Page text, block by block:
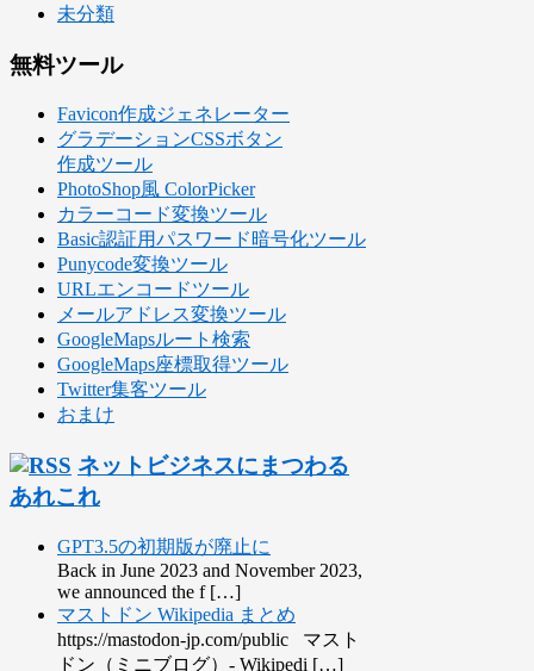
未分類
無料ツール
Favicon作成ジェネレーター
グラデーションCSSボタン
作成ツール
PhotoShop風 ColorPicker
カラーコード変換ツール
Basic認証用パスワード暗号化ツール
Punycode変換ツール
URLエンコードツール
メールアドレス変換ツール
GoogleMapsルート検索
GoogleMaps座標取得ツール
Twitter集客ツール
おまけ
ネットビジネスにまつわる
あれこれ
GPT3.5の初期版が廃止に
Back in June 2023 and November 2023,
we announced the f […]
マストドン Wikipedia まとめ
https://mastodon-jp.com/public マスト
ドン（ミニブログ）- Wikipedi […]